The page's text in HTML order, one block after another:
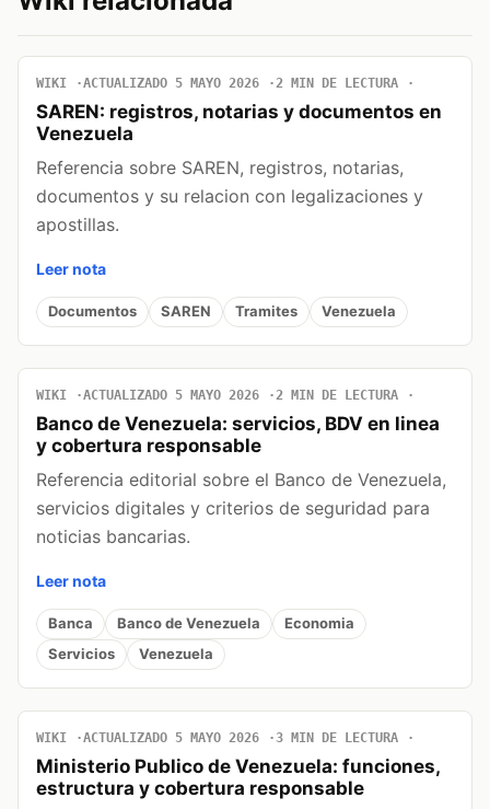
WIKI ACTUALIZADO 5 MAYO 2026 2 MIN DE LECTURA
SAREN: registros, notarias y documentos en
Venezuela
Referencia sobre SAREN, registros, notarias,
documentos y su relacion con legalizaciones y
apostillas.
Leer nota
Documentos SAREN Tramites Venezuela
WIKI ACTUALIZADO 5 MAYO 2026 2 MIN DE LECTURA
Banco de Venezuela: servicios, BDV en linea
y cobertura responsable
Referencia editorial sobre el Banco de Venezuela,
servicios digitales y criterios de seguridad para
noticias bancarias.
Leer nota
Banca Banco de Venezuela
Economia
Servicios
Venezuela
WIKI ACTUALIZADO 5 MAYO 2026 3 MIN DE LECTURA
Ministerio Publico de Venezuela: funciones,
estructura y cobertura responsable